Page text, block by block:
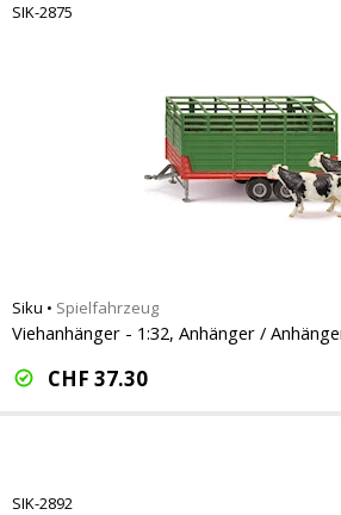
SIK-2875
Siku • Spielfahrzeug
Viehanhänger - 1:32, Anhänger /
CHF 37.30
SIK-2892